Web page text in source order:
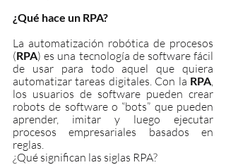
¿Qué hace un RPA?
La automatización robótica de procesos
(RPA) es una tecnología de software fácil
de usar para todo aquel que quiera
automatizar tareas digitales. Con la RPA,
los usuarios de software pueden crear
robots de software o “bots” que pueden
aprender, imitar y luego ejecutar
procesos empresariales basados en
reglas.
¿Qué significan las siglas RPA?